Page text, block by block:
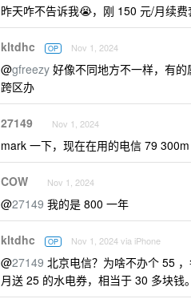
昨天咋不告诉我😭，刚 150 元/月续费
kltdhc OP Nov 1, 2024
@gfreezy 好像不同地方不一样，有
跨区办
27149 Nov 1, 2024
mark 一下，现在在用的电信 79 300m
COW Nov 1, 2024
@27149 我的是 800 一年
kltdhc OP Nov 1, 2024 via iPhone
@27149 北京电信？为啥不办个 55
月送 25 的水电券，相当于 30 多块钱